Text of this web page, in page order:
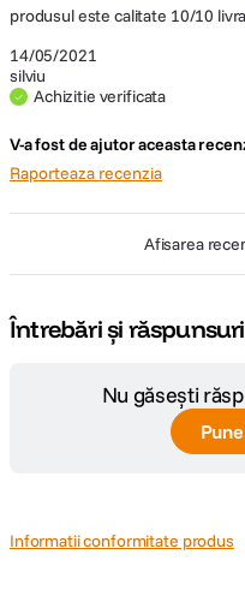
14/05/2021
silviu
Achizitie verificata
produsul este calitate 10/10
V-a fost de ajutor aceasta
Raporteaza recenzia
afisarea
Întrebări și răspunsuri
Nu găsești
Informatii conformitate produs